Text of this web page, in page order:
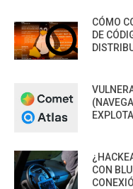
CÓMO
DE
CON